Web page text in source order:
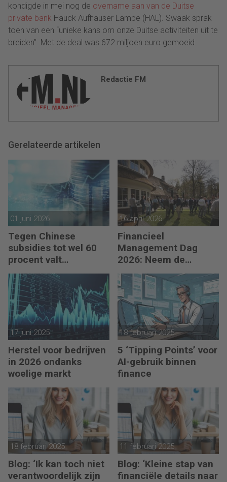
kondigde in mei nog de overname aan van de Duitse
private bank Hauck Aufhäuser Lampe (HAL). Swaak sprak
toen van een “unieke kans om onze Duitse activiteiten uit te
breiden”. Met de deal was 672 miljoen euro gemoeid.
Redactie FM
Gerelateerde artikelen
01 juni 2026
Tegen Chinese
subsidies tot wel 60
procent valt
nauwelijks te
concurreren
16 april 2026
Financieel
Management Dag
2026: Neem de
toekomst in eigen
hand
17 juni 2025
Herstel voor bedrijven
in 2026 ondanks
woelige markt
18 februari 2025
5 ‘Tipping Points’ voor
AI-gebruik binnen
finance
18 februari 2025
Blog: ‘Ik kan toch niet
verantwoordelijk zijn
11 februari 2025
Blog: ‘Kleine stap van
financiële details naar